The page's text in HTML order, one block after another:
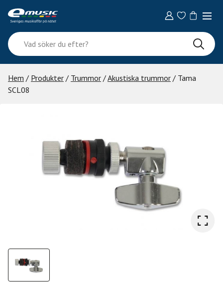
content
Vad
söker
du
efter?
Hem / Produkter / Trummor /Akustiska trummor / Tama
SCL08